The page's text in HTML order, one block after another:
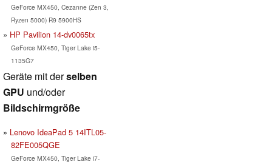
GeForce MX450, Cezanne (Zen 3,
Ryzen 5000) R9 5900HS
HP Pavilion 14-dv0065tx
GeForce MX450, Tiger Lake i5-
1135G7
Geräte mit derselben
GPU und/oder
Bildschirmgröße
Lenovo IdeaPad 5 14ITL05-
82FE005QGE
GeForce MX450, Tiger Lake i7-